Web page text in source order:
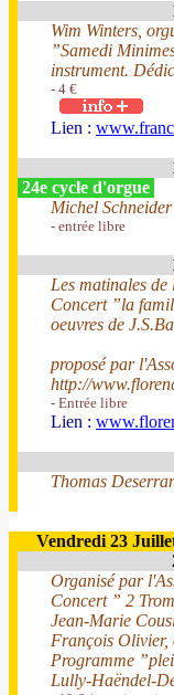
Wim Winters,
”Samedi
instrument.
- 4 €
Lien :
24e cycle d'orgue
Michel Schneider
- entrée libre
Les matinales
Concert ”la
oeuvres de
proposé par
http://
- Entrée libre
Lien :
Thomas
Vendredi 23
Organisé par
Concert ” 2
Jean-Marie
François Olivier,
Programme
Lully-Haëndel-